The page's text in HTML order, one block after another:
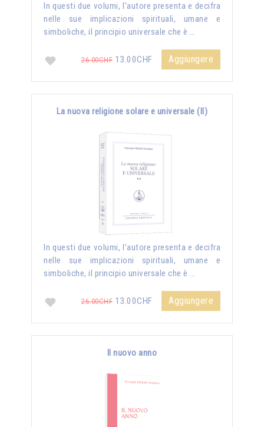
In questi due volumi, l’autore presenta e decifra
nelle sue implicazioni spirituali, umane e
simboliche, il principio universale che è …
26.00CHF 13.00CHF Aggiungere
La nuova religione solare e universale (II)
In questi due volumi, l’autore presenta e decifra
nelle sue implicazioni spirituali, umane e
simboliche, il principio universale che è …
26.00CHF 13.00CHF Aggiungere
Il nuovo anno